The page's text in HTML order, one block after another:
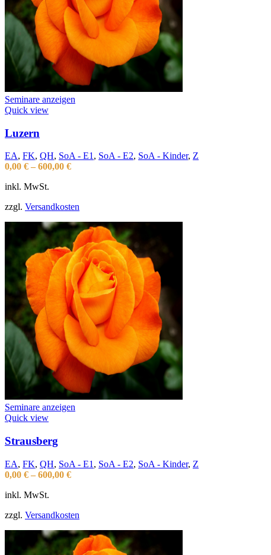
Seminare anzeigen
Quick view
Luzern
EA, FK, QH, SoA - E1, SoA - E2, SoA - Kinder, Z
0,00 € – 600,00 €
inkl. MwSt.
zzgl. Versandkosten
Seminare anzeigen
Quick view
Strausberg
EA, FK, QH, SoA - E1 , SoA - E2, SoA - Kinder, Z
0,00 € – 600,00 €
inkl. MwSt.
zzgl. Versandkosten